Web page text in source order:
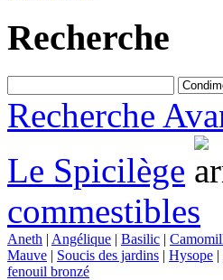
Recherche
Recherche
Le Spicilège
commestibles
Aneth | Angélique | Basilic |
Mauve | Soucis des jardins | Hysope |
fenouil bronzé